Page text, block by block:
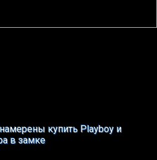
купить Playboy и
в замке